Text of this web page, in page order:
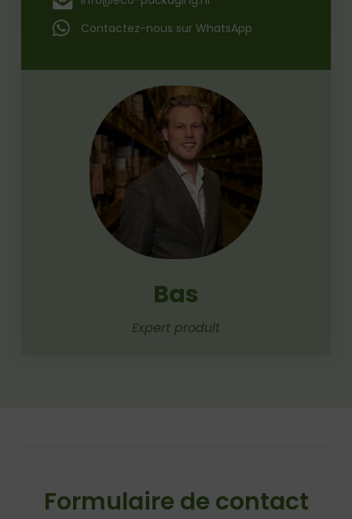
Contactez-nous sur WhatsApp
Bas
Expert produit
Formulaire de contact